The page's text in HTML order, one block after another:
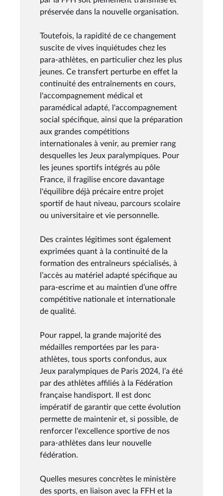
préservée dans la nouvelle organisation.
Toutefois, la rapidité de ce changement
suscite de vives inquiétudes chez les
para-athlètes, en particulier chez les plus
jeunes. Ce transfert perturbe en effet la
continuité des entraînements en cours,
l'accompagnement médical et
paramédical adapté, l'accompagnement
social spécifique, ainsi que la préparation
aux grandes compétitions
internationales à venir, au premier rang
desquelles les Jeux paralympiques. Pour
les jeunes sportifs intégrés au pôle
France, il fragilise encore davantage
l'équilibre déjà précaire entre projet
sportif de haut niveau, parcours scolaire
ou universitaire et vie personnelle.
Des craintes légitimes sont également
exprimées quant à la continuité de la
formation des entraîneurs spécialisés, à
l’accès au matériel adapté spécifique au
para-escrime et au maintien d’une offre
compétitive nationale et internationale
de qualité.
Pour rappel, la grande majorité des
médailles remportées par les para-
athlètes, tous sports confondus, aux
Jeux paralympiques de Paris 2024, l’a été
par des athlètes affiliés à la Fédération
française handisport. Il est donc
impératif de garantir que cette évolution
permette de maintenir et, si possible, de
renforcer l'excellence sportive de nos
para-athlètes dans leur nouvelle
fédération.
Quelles mesures concrètes le ministère
des sports, en liaison avec la FFH et la